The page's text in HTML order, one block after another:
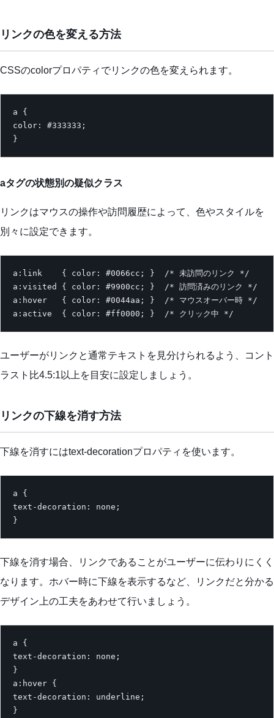
リンクの色を変える方法
CSSのcolorプロパティでリンクの色を変えられます。
a {
color: #333333;
}
aタグの状態別の疑似クラス
リンクはマウスの操作や訪問履歴によって、色やスタイルを
別々に設定できます。
a:link    { color: #0066cc; }  /* 未訪問のリンク */
a:visited { color: #9900cc; }  /* 訪問済みのリンク */
a:hover   { color: #0044aa; }  /* マウスオーバー時 */
a:active  { color: #ff0000; }  /* クリック中 */
ユーザーがリンクと通常テキストを見分けられるよう、コント
ラスト比4.5:1以上を目安に設定しましょう。
リンクの下線を消す方法
下線を消すにはtext-decorationプロパティを使います。
a {
text-decoration: none;
}
下線を消す場合、リンクであることがユーザーに伝わりにくく
なります。ホバー時に下線を表示するなど、リンクだと分かる
デザイン上の工夫をあわせて行いましょう。
a {
text-decoration: none;
}
a:hover {
text-decoration: underline;
}